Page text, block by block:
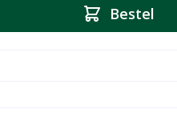
Bestel